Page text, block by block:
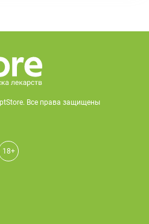
Все права защищены
18+